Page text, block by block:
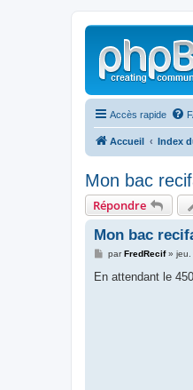
Accès rapide
Accueil Index
Mon bac
Répondre
Mon bac
M
s
parFredRecif» jeu.
En attendant le